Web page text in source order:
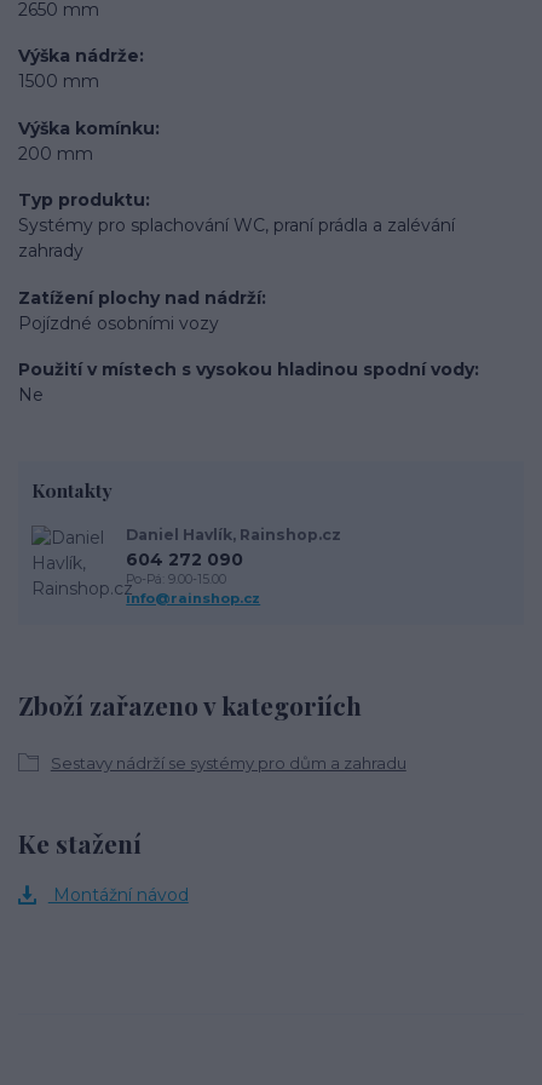
2650 mm
Výška nádrže
1500 mm
Výška komínku
200 mm
Typ produktu
Systémy pro splachování WC, praní prádla a zalévání
zahrady
Zatížení plochy nad nádrží
Pojízdné osobními vozy
Použití v místech s vysokou hladinou spodní vody
Ne
Zboží zařazeno v kategoriích
Sestavy nádrží se systémy pro dům a zahradu
Kontakty
Daniel Havlík, Rainshop.cz
604 272 090
Po-Pá: 9.00-15.00
info@rainshop.cz
Ke stažení
Montážní návod